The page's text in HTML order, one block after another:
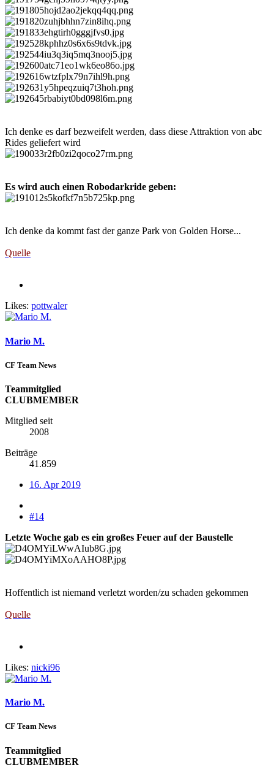
Ich denke es darf bezweifelt werden, dass diese Attraktion von abc
Rides geliefert wird
Es wird auch einen Robodarkride geben:
Ich denke da kommt fast der ganze Park von Golden Horse...
Quelle
Likes: pottwaler
Mario M.
CF Team News
Teammitglied
CLUBMEMBER
Mitglied seit
2008
Beiträge
41.859
16. Apr 2019
#14
Letzte Woche gab es ein großes Feuer auf der Baustelle
Hoffentlich ist niemand verletzt worden/zu schaden gekommen
Quelle
Likes: nicki96
Mario M.
CF Team News
Teammitglied
CLUBMEMBER